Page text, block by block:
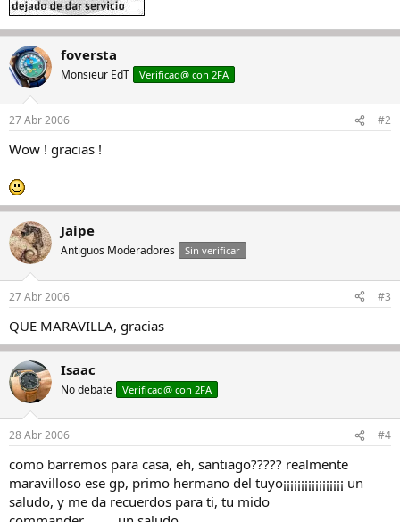
foversta
Monsieur EdT Verificad@ con 2FA
27 Abr 2006 #2
Wow ! gracias !
Jaipe
Antiguos Moderadores Sin verificar
27 Abr 2006 #3
QUE MARAVILLA, gracias
Isaac
No debate Verificad@ con 2FA
28 Abr 2006 #4
como barremos para casa, eh, santiago????? realmente
maravilloso ese gp, primo hermano del tuyo¡¡¡¡¡¡¡¡¡¡¡¡¡¡¡¡¡ un
saludo, y me da recuerdos para ti, tu mido